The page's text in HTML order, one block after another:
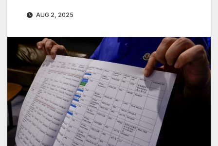
AUG 2, 2025